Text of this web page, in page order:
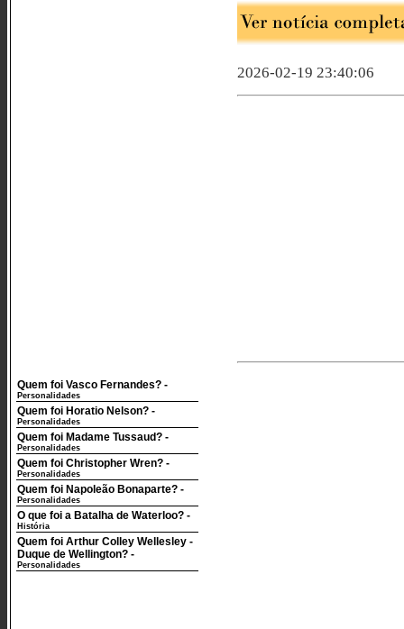
Quem foi Vasco Fernandes? -
Personalidades
Quem foi Horatio Nelson? -
Personalidades
Quem foi Madame Tussaud? -
Personalidades
Quem foi Christopher Wren? -
Personalidades
Quem foi Napoleão Bonaparte? -
Personalidades
O que foi a Batalha de Waterloo? -
História
Quem foi Arthur Colley Wellesley -
Duque de Wellington? -
Personalidades
2026-02-19 23:40:06